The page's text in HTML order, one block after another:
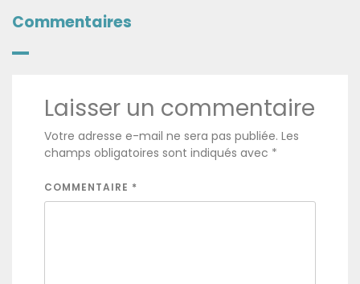
Commentaires
Laisser un commentaire
Votre adresse e-mail ne sera pas publiée. Les
champs obligatoires sont indiqués avec *
COMMENTAIRE *